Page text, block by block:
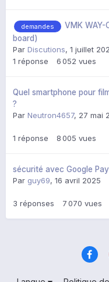
demandes
VMK
board)
Par Discutions, 1 juillet
1 réponse 6 052 vues
Quel smartphone pour
?
Par Neutron4657, 27 mai
1 réponse 8 005 vues
sécurité avec Google
Par guy69, 16 avril 2025
3 réponses 7 070 vues